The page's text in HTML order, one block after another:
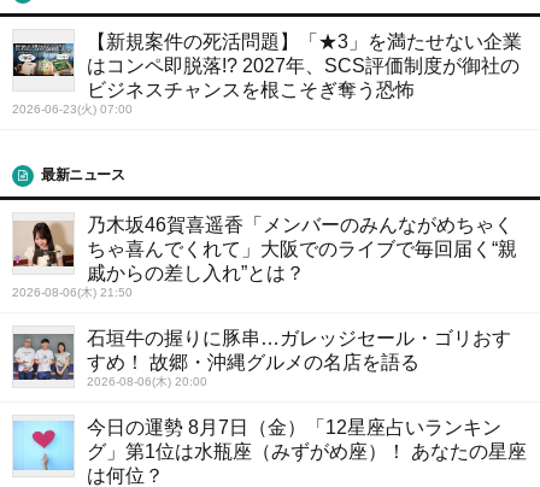
【新規案件の死活問題】「★3」を満たせない企業
はコンペ即脱落!? 2027年、SCS評価制度が御社の
ビジネスチャンスを根こそぎ奪う恐怖
2026-06-23(火) 07:00
最新ニュース
乃木坂46賀喜遥香「メンバーのみんながめちゃく
ちゃ喜んでくれて」大阪でのライブで毎回届く“親
戚からの差し入れ”とは？
2026-08-06(木) 21:50
石垣牛の握りに豚串…ガレッジセール・ゴリおす
すめ！ 故郷・沖縄グルメの名店を語る
2026-08-06(木) 20:00
今日の運勢 8月7日（金）「12星座占いランキン
グ」第1位は水瓶座（みずがめ座）！ あなたの星座
は何位？